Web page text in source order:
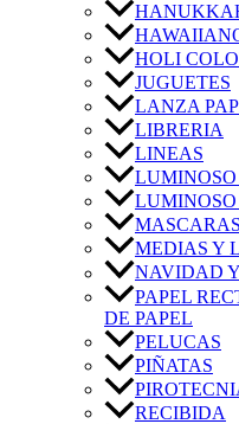
HOLI
JUGUETES
LANZA
LIBRERIA
LINEAS
MEDIAS Y
NAVIDAD
PAPEL
DE PAPEL
PELUCAS
PIÑATAS
RECIBIDA